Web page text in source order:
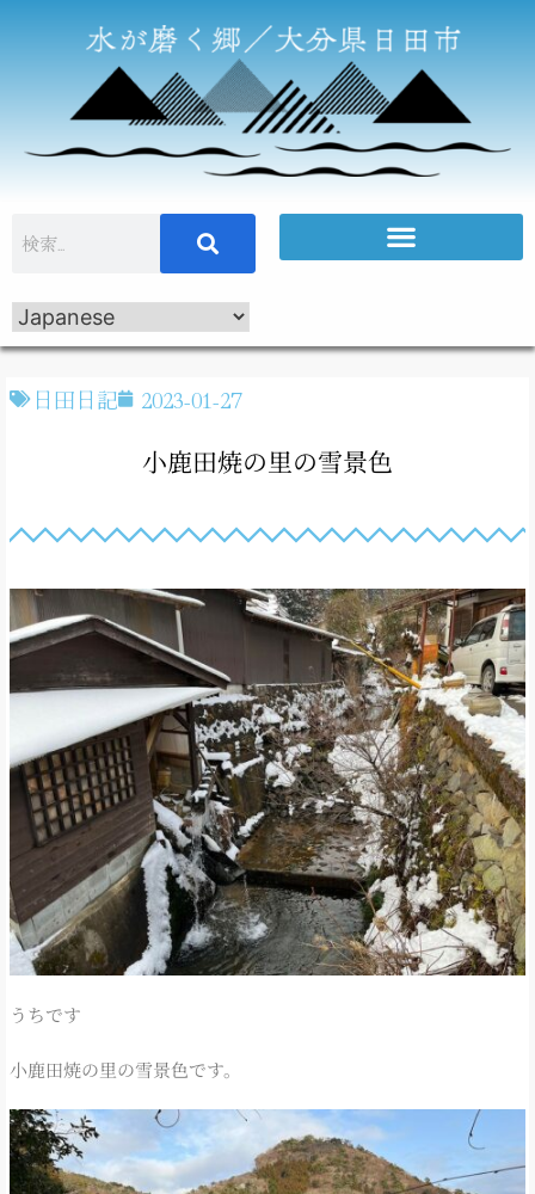
日田日記 2023-01-27
小鹿田焼の里の雪景色
うちです
小鹿田焼の里の雪景色です。